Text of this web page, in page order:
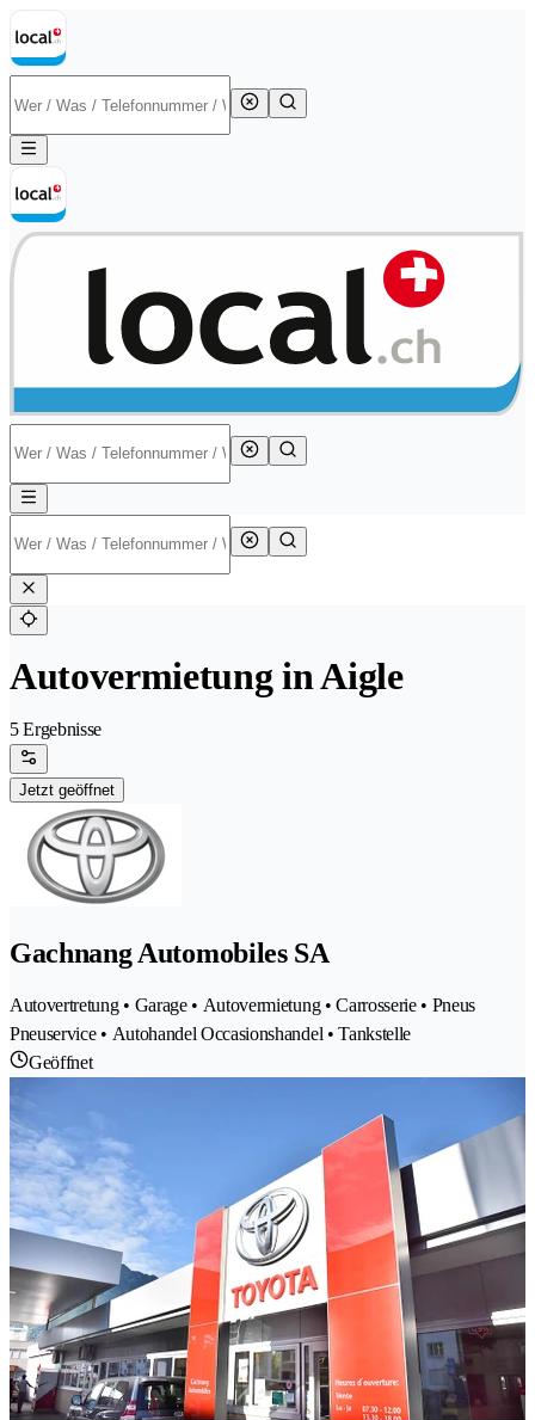
Autovermietung in Aigle
5 Ergebnisse
Jetzt geöffnet
Gachnang Automobiles SA
Autovertretung • Garage • Autovermietung • Carrosserie • Pneus
Pneuservice • Autohandel Occasionshandel • Tankstelle
Geöffnet